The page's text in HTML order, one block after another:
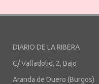
DIARIO DE LA RIBERA
C/ Valladolid, 2, Bajo
Aranda de Duero (Burgos)